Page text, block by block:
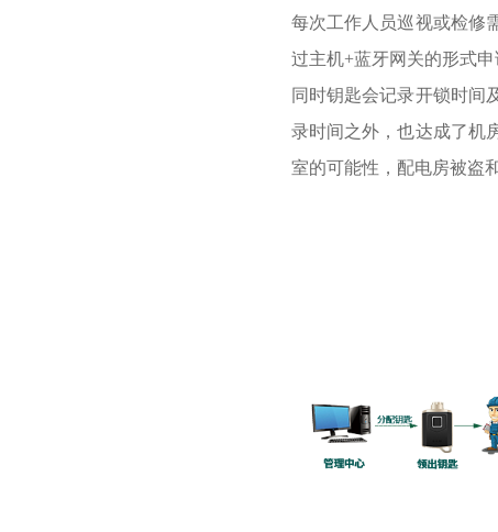
每次工作人员巡视或检修
过主机+蓝牙网关的形式
同时钥匙会记录开锁时间
录时间之外，也达成了机
室的可能性，配电房被盗